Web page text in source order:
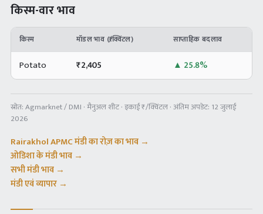
किस्म-वार भाव
किस्म मॉडल भाव (₹/क्विंटल) साप्ताहिक बदलाव
Potato ₹2,405 ▲ 25.8%
स्रोत:Agmarknet / DMI · मैनुअल शीट· इकाई ₹/क्विंटल · अंतिम अपडेट: 12 जुलाई
2026
Rairakhol APMCमंडी का रोज़ का भाव →
ओडिशाके मंडी भाव →
सभी मंडी भाव →
मंडी एवं व्यापार →